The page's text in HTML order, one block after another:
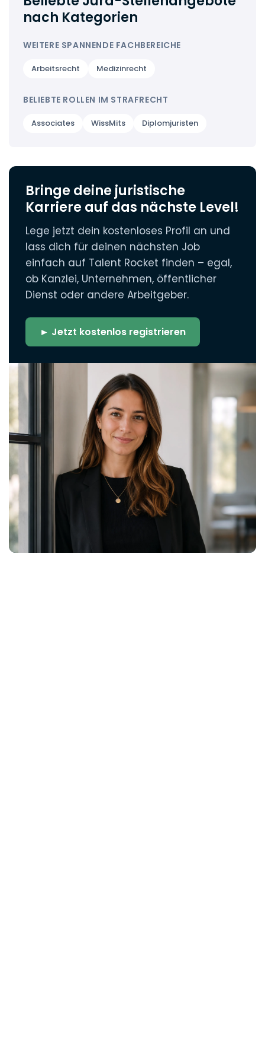
vielen Fällen in die Partnerschaft führen kann.
Zudem bestimmen unvorhersehbare
Eilmeldungen wie Festnahmen oder
frühmorgendliche Hausdurchsuchungen
Polizei, Staatsanwaltschaft und Gericht.
Stationsausbildung bei einem Strafverteidiger
Notenentscheidungen (wie das
Strafrecht oft in den Hintergrund, wenn das
in Krisensituationen (wie z.B.
nach Kategorien
WEITERE SPANNENDE FACHBEREICHE
Arbeitsrecht Medizinrecht
BELIEBTE ROLLEN IM STRAFRECHT
Associates WissMits Diplomjuristen
Bringe deine juristische
Karriere auf das nächste Level!
Lege jetzt dein kostenloses Profil an und
lass dich für deinen nächsten Job
einfach auf Talent Rocket finden – egal,
ob Kanzlei, Unternehmen, öffentlicher
Dienst oder andere Arbeitgeber.
► Jetzt kostenlos registrieren